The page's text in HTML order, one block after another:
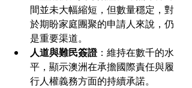
間並未大幅縮短，但數量穩定，對
於期盼家庭團聚的申請人來說，仍
是重要渠道。
人道與難民簽證：維持在數千的水
平，顯示澳洲在承擔國際責任與履
行人權義務方面的持續承諾。